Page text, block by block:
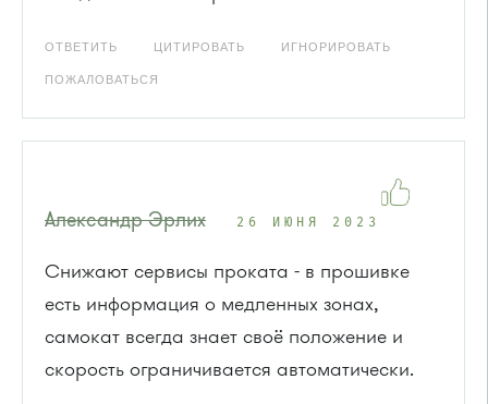
ОТВЕТИТЬ ЦИТИРОВАТЬ ИГНОРИРОВАТЬ
ПОЖАЛОВАТЬСЯ
Александр Эрлих 26 ИЮНЯ 2023
Снижают сервисы проката - в прошивке
есть информация о медленных зонах,
самокат всегда знает своё положение и
скорость ограничивается автоматически.